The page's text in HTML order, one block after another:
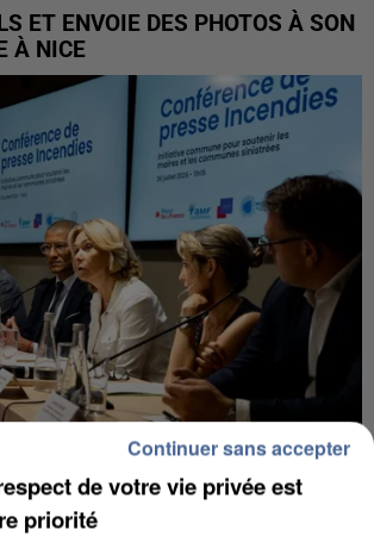
ET ENVOIE DES PHOTOS À SON
À NICE
DE-FRANCE LANCE UN ÉLAN
AVEC LES...
de votre vie privée est
priorité
Continuer sans accepter